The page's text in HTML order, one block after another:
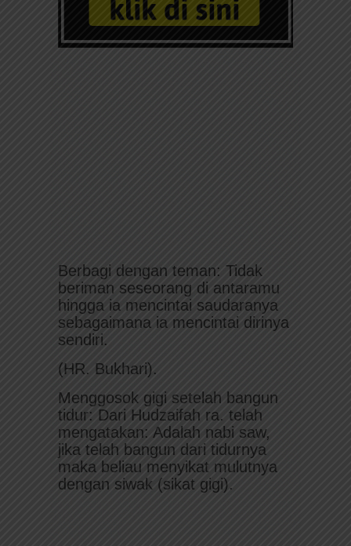
Berbagi dengan teman: Tidak
beriman seseorang di antaramu
hingga ia mencintai saudaranya
sebagaimana ia mencintai dirinya
sendiri.
(HR. Bukhari).
Menggosok gigi setelah bangun
tidur: Dari Hudzaifah ra. telah
mengatakan: Adalah nabi saw,
jika telah bangun dari tidurnya
maka beliau menyikat mulutnya
dengan siwak (sikat gigi).